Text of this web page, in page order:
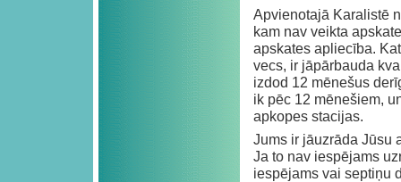
Apvienotajā Karalistē
kam nav veikta
apskates apliecība.
vecs, ir jāpārbauda
izdod 12 mēnešus
ik pēc 12 mēnešiem,
apkopes stacijas.
Jums ir jāuzrāda Jūsu
Ja to nav iespējams
iespējams vai septiņu